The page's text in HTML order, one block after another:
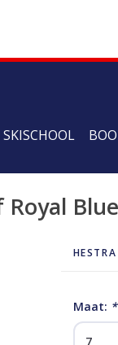
SKISCHOOL
Blue
HESTRA
Maat: *